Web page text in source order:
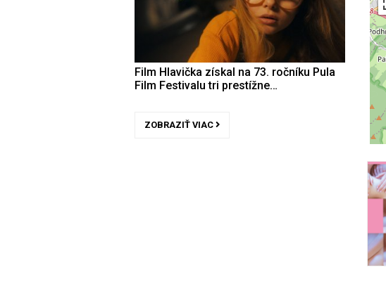
Film Hlavička získal na 73. ročníku Pula
Film Festivalu tri prestížne…
ZOBRAZIŤ VIAC